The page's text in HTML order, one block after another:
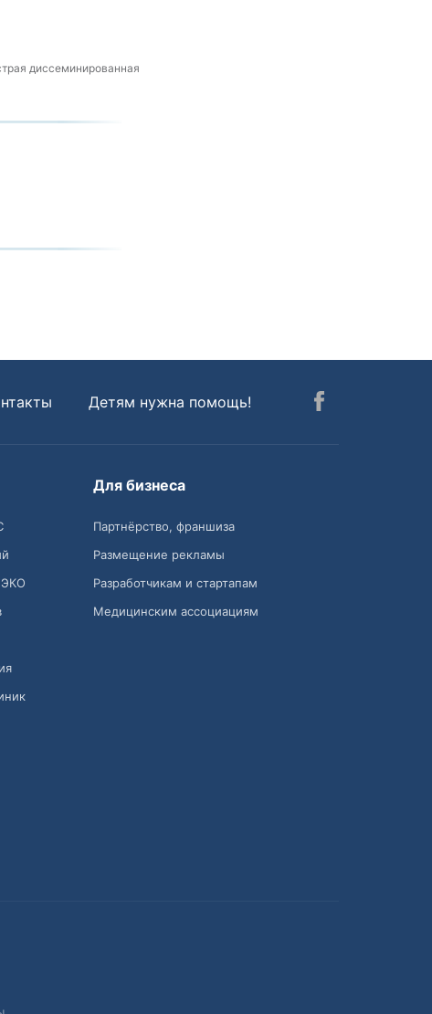
диссеминированная
Детям нужна помощь!
ЭКО
Для бизнеса
Партнёрство, франшиза
Размещение рекламы
Разработчикам и стартапам
Медицинским ассоциациям